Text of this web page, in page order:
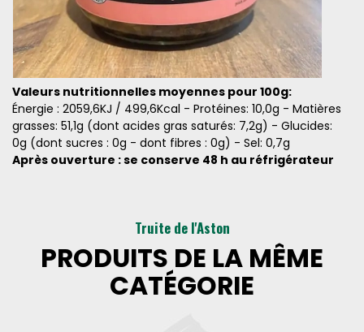
Valeurs nutritionnelles moyennes pour 100g:
Énergie : 2059,6KJ / 499,6Kcal - Protéines: 10,0g - Matières
grasses: 51,1g (dont acides gras saturés: 7,2g) - Glucides:
0g (dont sucres : 0g - dont fibres : 0g) - Sel: 0,7g
Après ouverture : se conserve 48 h au réfrigérateur
Truite de l'Aston
PRODUITS DE LA MÊME
CATÉGORIE